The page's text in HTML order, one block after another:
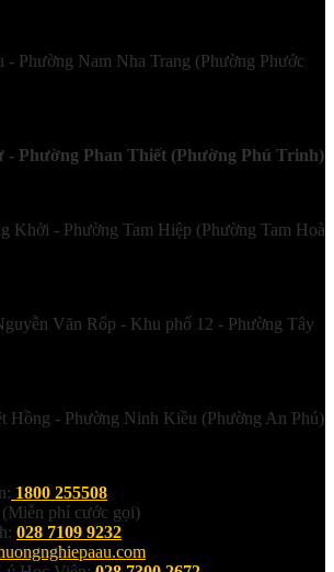
- Phường Nam Nha Trang (Phường Phước
- Phường Phan Thiết (Phường Phú Trinh)
Khởi - Phường Tam Hiệp (Phường Tam Hoà
Văn Rốp - Khu phố 12 - Phường Tây
Hồng - Phường Ninh Kiều (Phường An Phú)
1800 255508
phí cước gọi)
028 7109 9232